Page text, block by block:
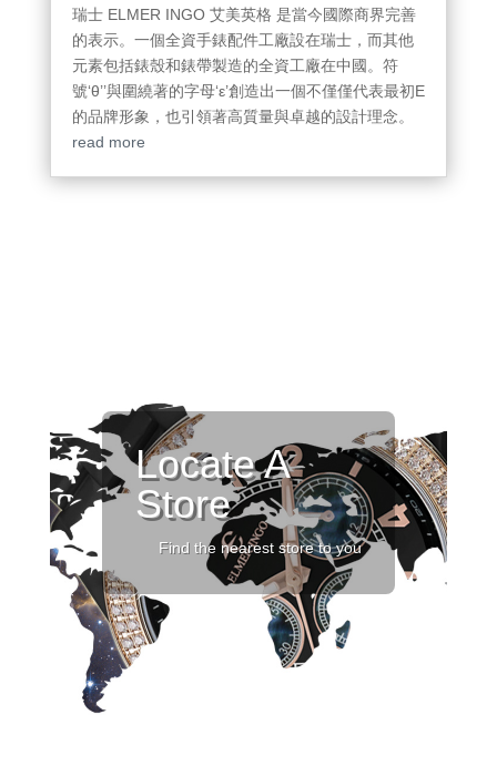
瑞士 ELMER INGO 艾美英格 是當今國際商界完善
的表示。一個全資手錶配件工廠設在瑞士，而其他
元素包括錶殼和錶帶製造的全資工廠在中國。符
號‘θ’’與圍繞著的字母‘ε’創造出一個不僅僅代表最初E
的品牌形象，也引領著高質量與卓越的設計理念。
read more
Locate A
Store
Find the nearest store to you